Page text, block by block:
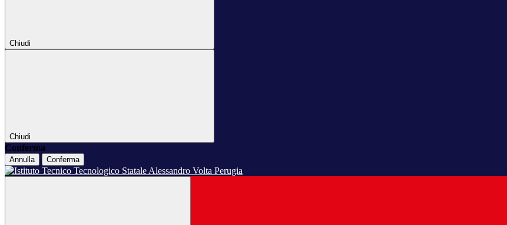
Chiudi
Chiudi
Conferma
Annulla Conferma